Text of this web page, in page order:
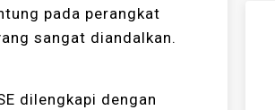
pada perangkat
sangat diandalkan.
dilengkapi dengan